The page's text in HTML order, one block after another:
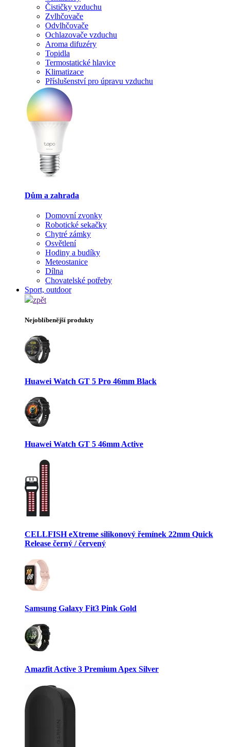
Čističky vzduchu
Zvlhčovače
Odvlhčovače
Ochlazovače vzduchu
Aroma difuzéry
Topidla
Termostatické hlavice
Klimatizace
Příslušenství pro úpravu vzduchu
Dům a zahrada
Domovní zvonky
Robotické sekačky
Chytré zámky
Osvětlení
Hodiny a budíky
Meteostanice
Dílna
Chovatelské potřeby
Sport, outdoor
zpět
Nejoblíbenější produkty
Huawei Watch GT 5 Pro 46mm Black
Huawei Watch GT 5 46mm Active
CELLFISH eXtreme silikonový řemínek 22mm Quick
Release černý / červený
Samsung Galaxy Fit3 Pink Gold
Amazfit Active 3 Premium Apex Silver